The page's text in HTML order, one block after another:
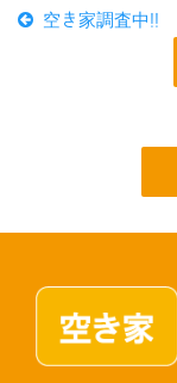
空き家調査中!!